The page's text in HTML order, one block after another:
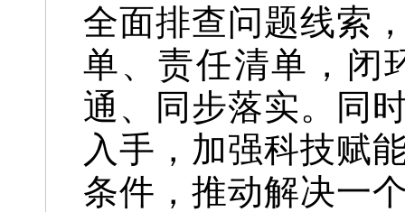
全面排查问题线索
单、责任清单，闭
通、同步落实。同
入手，加强科技赋
条件，推动解决一